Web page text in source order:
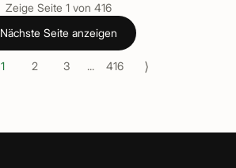
Zeige Seite 1 von 416
Nächste Seite anzeigen
1 2 3 ... 416 ⟩